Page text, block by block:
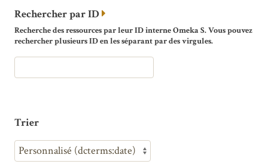
Rechercher par ID
Recherche des ressources par leur ID interne Omeka S. Vous pouvez
rechercher plusieurs ID en les séparant par des virgules.
Trier